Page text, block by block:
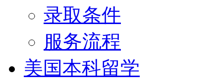
录取条件
服务流程
美国本科留学